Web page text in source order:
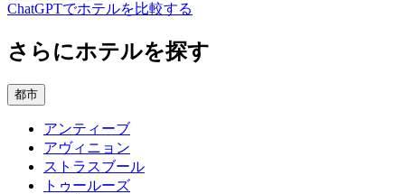
ChatGPTでホテルを比較する
さらにホテルを探す
都市
アンティーブ
アヴィニョン
ストラスブール
トゥールーズ